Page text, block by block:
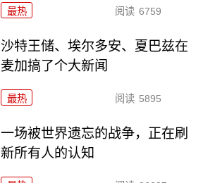
最热 阅读 6759
沙特王储、埃尔多安、夏巴兹在
麦加搞了个大新闻
最热 阅读 5895
一场被世界遗忘的战争，正在刷
新所有人的认知